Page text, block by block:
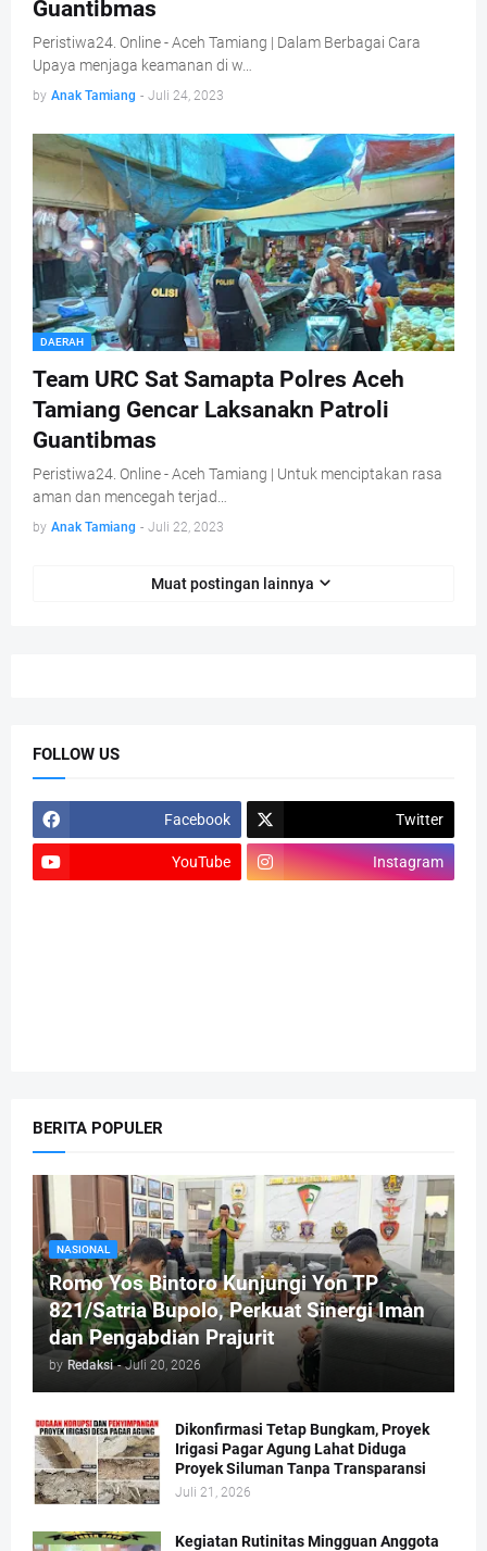
Guantibmas
Peristiwa24. Online - Aceh Tamiang | Dalam Berbagai Cara
Upaya menjaga keamanan di w…
by Anak Tamiang - Juli 24, 2023
DAERAH
Team URC Sat Samapta Polres Aceh
Tamiang Gencar Laksanakn Patroli
Guantibmas
Peristiwa24. Online - Aceh Tamiang | Untuk menciptakan rasa
aman dan mencegah terjad…
by Anak Tamiang - Juli 22, 2023
Muat postingan lainnya
FOLLOW US
Facebook Twitter
YouTube Instagram
BERITA POPULER
NASIONAL
Romo Yos Bintoro Kunjungi Yon TP
821/Satria Bupolo, Perkuat Sinergi Iman
dan Pengabdian Prajurit
by Redaksi - Juli 20, 2026
Dikonfirmasi Tetap Bungkam, Proyek
Irigasi Pagar Agung Lahat Diduga
Proyek Siluman Tanpa Transparansi
Juli 21, 2026
Kegiatan Rutinitas Mingguan Anggota